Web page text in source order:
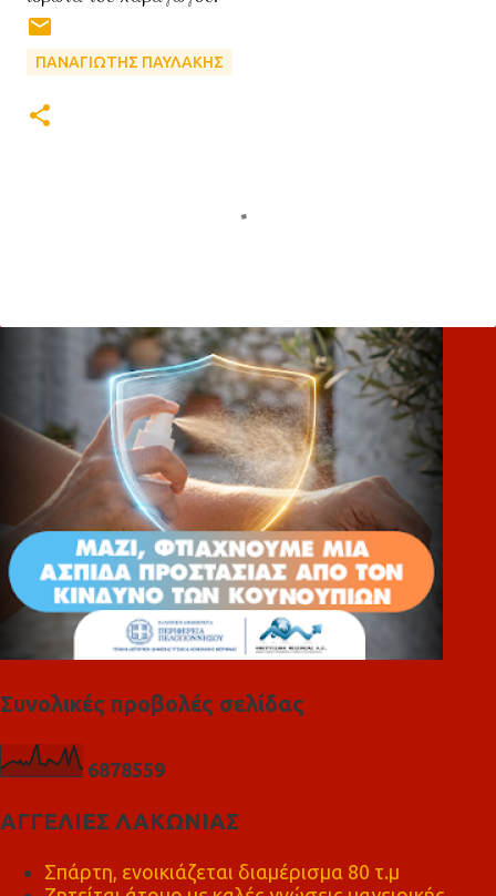
ΠΑΝΑΓΙΩΤΗΣ ΠΑΥΛΑΚΗΣ
λ
Συνολικές προβολές σελίδας
6878559
ΑΓΓΕΛΙΕΣ ΛΑΚΩΝΙΑΣ
Σπάρτη, ενοικιάζεται διαμέρισμα 80 τ.μ